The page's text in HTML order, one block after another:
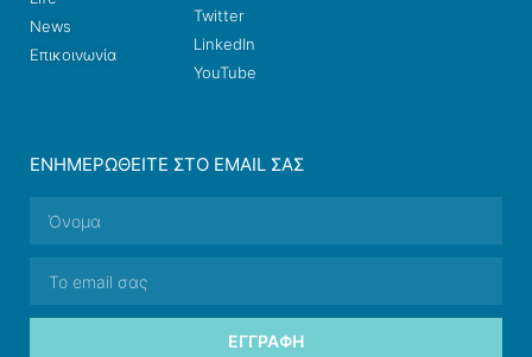
News
Επικοινωνία
Twitter
LinkedIn
YouTube
ΕΝΗΜΕΡΩΘΕΊΤΕ ΣΤΟ EMAIL ΣΑΣ
ΕΓΓΡΑΦΉ